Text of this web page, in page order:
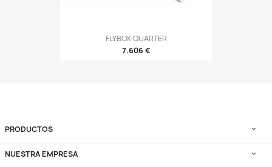
FLYBOX QUARTER
7.606 €
PRODUCTOS 
NUESTRA EMPRESA 